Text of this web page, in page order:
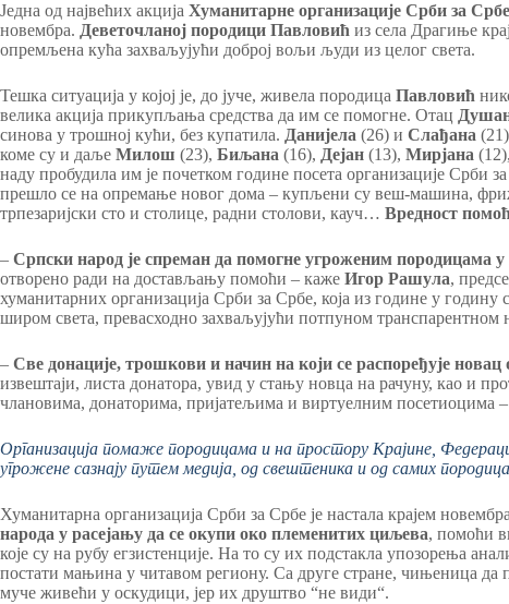
Једна од највећих акција Хуманитарне организације Срби за Србе
новембра. Деветочланој породици Павловић из села Драгиње
опремљена кућа захваљујући доброј вољи људи из целог света.
Тешка ситуација у којој је, до јуче, живела породица Павловић
велика акција прикупљања средства да им се помогне. Отац
синова у трошној кући, без купатила. Данијела (26) и Слађана
коме су и даље Милош (23), Биљана (16), Дејан (13), Мирјана (12),
наду пробудила им је почетком године посета организације Срби
прешло се на опремање новог дома – купљени су веш-машина,
трпезаријски сто и столице, радни столови, кауч… Вредност
– Српски народ је спреман да помогне угроженим породицама
отворено ради на достављању помоћи – каже Игор Рашула,
хуманитарних организација Срби за Србе, која из године у
широм света, превасходно захваљујући потпуном транспарентном
– Све донације, трошкови и начин на који се распоређује новац
извештаји, листа донатора, увид у стању новца на рачуну, као и
члановима, донаторима, пријатељима и виртуелним посетиоцима
Организација помаже породицама и на простору Крајине,
угрожене сазнају путем медија, од свештеника и од самих
Хуманитарна организација Срби за Србе је настала крајем
народа у расејању да се окупи око племенитих циљева, помоћи
које су на рубу егзистенције. На то су их подстакла упозорења
постати мањина у читавом региону. Са друге стране, чињеница да
муче живећи у оскудици, јер их друштво “не види“.